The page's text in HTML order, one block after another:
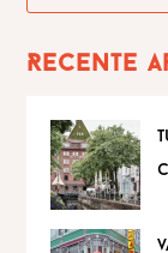
Recente